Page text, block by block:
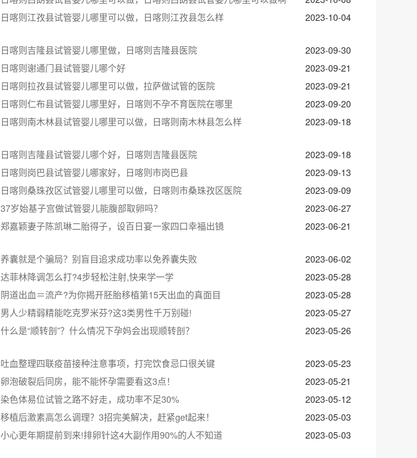
日喀则江孜县试管婴儿哪里可以做，日喀则江孜县怎么样
2023-10-04
日喀则吉隆县试管婴儿哪里做，日喀则吉隆县医院
2023-09-30
日喀则谢通门县试管婴儿哪个好
2023-09-21
日喀则拉孜县试管婴儿哪里可以做，拉萨做试管的医院
2023-09-21
日喀则仁布县试管婴儿哪里好，日喀则不孕不育医院在哪里
2023-09-20
日喀则南木林县试管婴儿哪里可以做，日喀则南木林县怎么样
2023-09-18
日喀则吉隆县试管婴儿哪个好，日喀则吉隆县医院
2023-09-18
日喀则岗巴县试管婴儿哪家好，日喀则市岗巴县
2023-09-13
日喀则桑珠孜区试管婴儿哪里可以做，日喀则市桑珠孜区医院
2023-09-09
37岁始基子宫做试管婴儿能腹部取卵吗？
2023-06-27
郑嘉颖妻子陈凯琳二胎得子，设百日宴一家四口幸福出镜
2023-06-21
养囊就是个骗局？别盲目追求成功率以免养囊失败
2023-06-02
达菲林降调怎么打?4步轻松注射,快来学一学
2023-05-28
阴道出血＝流产?为你揭开胚胎移植第15天出血的真面目
2023-05-28
男人少精弱精能吃克罗米芬?这3类男性千万别碰!
2023-05-27
什么是“顺转剖”？什么情况下孕妈会出现顺转剖？
2023-05-26
吐血整理四联疫苗接种注意事项，打完饮食忌口很关键
2023-05-23
卵泡破裂后同房，能不能怀孕需要看这3点！
2023-05-21
染色体易位试管之路不好走，成功率不足30%
2023-05-12
移植后激素高怎么调理？3招完美解决，赶紧get起来！
2023-05-03
小心更年期提前到来!排卵针这4大副作用90%的人不知道
2023-05-03